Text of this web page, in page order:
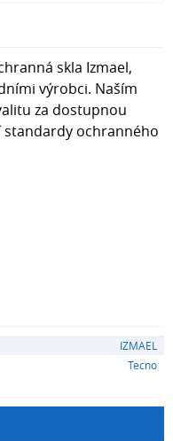
skla Izmael,
výrobci. Naším
za dostupnou
standardy ochranného
IZMAEL
Tecno